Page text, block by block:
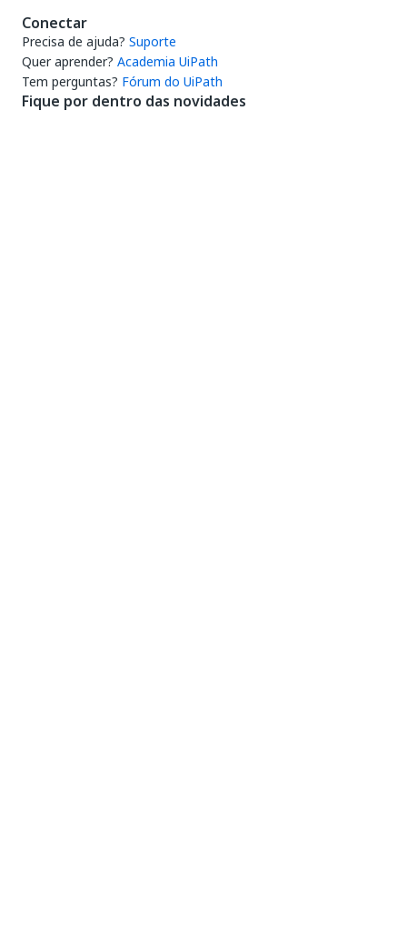
Conectar
Precisa de ajuda? Suporte
Quer aprender? Academia UiPath
Tem perguntas? Fórum do UiPath
Fique por dentro das novidades